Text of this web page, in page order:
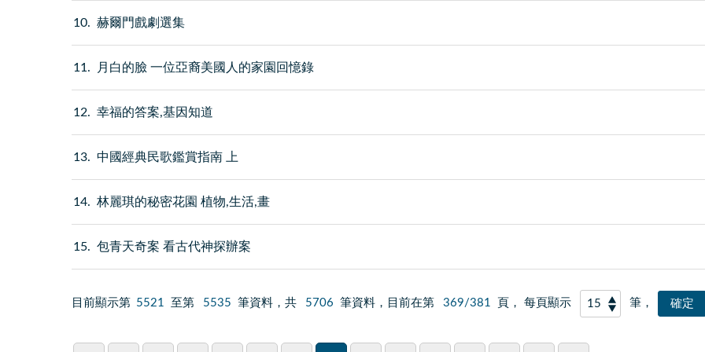
10 赫爾門戲劇選集
11 月白的臉 一位亞裔美國人的家園回憶錄
12 幸福的答案,基因知道
13 中國經典民歌鑑賞指南 上
14 林麗琪的秘密花園 植物,生活,畫
15 包青天奇案 看古代神探辦案
目前顯示第 5521 至第 5535 筆資料，共 5706 筆資料，目前在第 369/381 頁， 每頁顯示 筆，